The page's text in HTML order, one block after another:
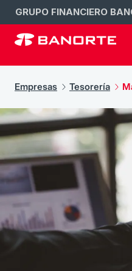
GRUPO FINANCIERO
Empresas Tesorería